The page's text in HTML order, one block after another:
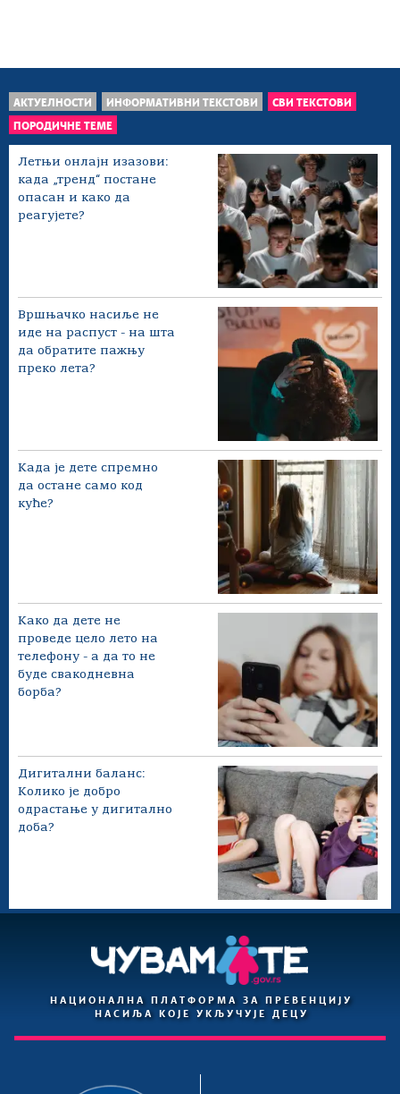
АКТУЕЛНОСТИ ИНФОРМАТИВНИ ТЕКСТОВИ СВИ ТЕКСТОВИ
ПОРОДИЧНЕ ТЕМЕ
Летњи онлајн изазови:
када „тренд“ постане
опасан и како да
реагујете?
Вршњачко насиље не
иде на распуст - на шта
да обратите пажњу
преко лета?
Када је дете спремно
да остане само код
куће?
Како да дете не
проведе цело лето на
телефону - а да то не
буде свакодневна
борба?
Дигитални баланс:
Колико је добро
одрастање у дигитално
доба?
НАЦИОНАЛНА ПЛАТФОРМА ЗА ПРЕВЕНЦИЈУ
НАСИЉА КОЈЕ УКЉУЧУЈЕ ДЕЦУ